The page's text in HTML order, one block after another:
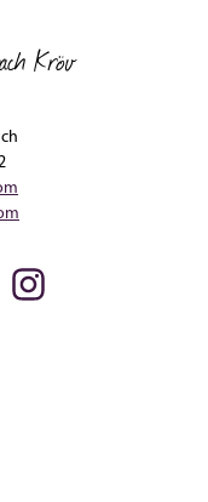
Kröv
Instagram